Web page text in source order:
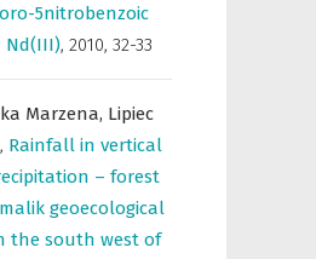
5nitrobenzoic
Nd(III), 2010, 32-33
Marzena, Lipiec
, Rainfall in vertical
– forest
geoecological
the south west of